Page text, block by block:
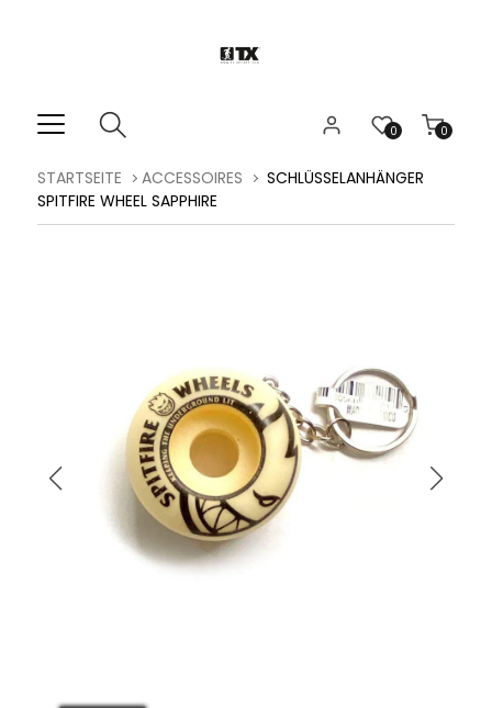
0
0
STARTSEITE ACCESSOIRES
SCHLÜSSELANHÄNGER
SPITFIRE WHEEL SAPPHIRE